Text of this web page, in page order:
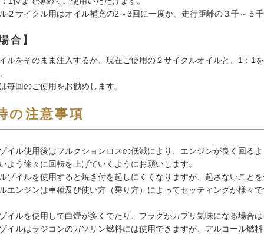
２サイクル用はオイル補充の2～3回に一度か、走行距離の３千～５
合】
ルをそのまま注入するか、現在ご使用の２サイクルオイルと、1：1
毎回のご使用をお勧めします。
の注意事項
ル使用後はフルクションロスの低減により、エンジンが良く回る
よう徐々に回転を上げていくようにお願いします。
イルを使用すると焼き付を起しにくくなりますが、起さないことを
ンジンは車種及び使い方（乗り方）によってセッティングが様々
イルを使用して白煙が多くでたり、プラグがカブリ気味になる場合
イルはラジコンのガソリン燃料には使用できますが、アルコール燃料